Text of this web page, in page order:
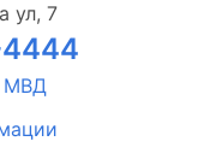
ул, 7
МВД